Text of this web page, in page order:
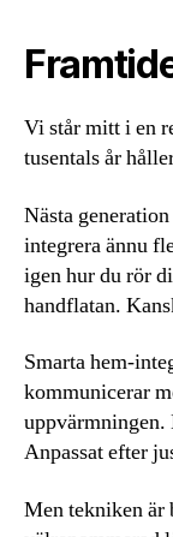
Vi står mitt i en
tusentals år
Nästa
integrera ännu
igen hur du rör
handflatan.
Smarta hem-
kommunicerar
uppvärmningen.
Anpassat efter
Men tekniken är